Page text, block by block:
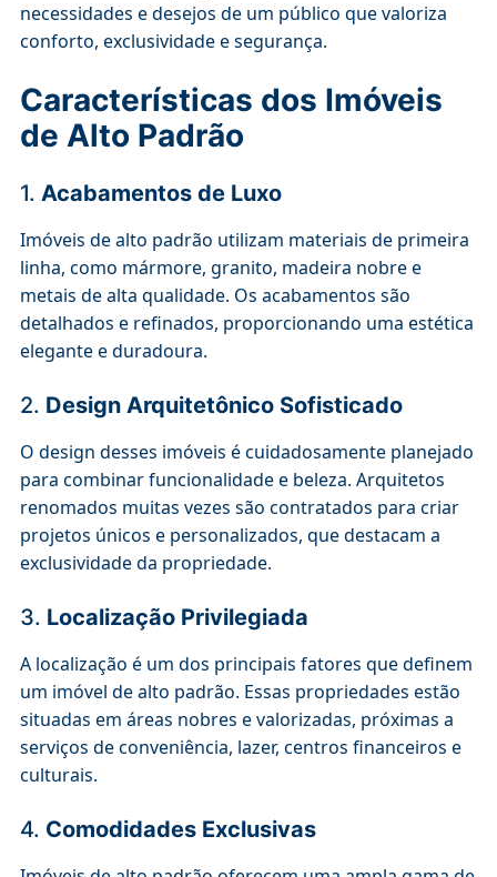
necessidades e desejos de um público que valoriza
conforto, exclusividade e segurança.
Características dos Imóveis
de Alto Padrão
1. Acabamentos de Luxo
Imóveis de alto padrão utilizam materiais de primeira
linha, como mármore, granito, madeira nobre e
metais de alta qualidade. Os acabamentos são
detalhados e refinados, proporcionando uma estética
elegante e duradoura.
2. Design Arquitetônico Sofisticado
O design desses imóveis é cuidadosamente planejado
para combinar funcionalidade e beleza. Arquitetos
renomados muitas vezes são contratados para criar
projetos únicos e personalizados, que destacam a
exclusividade da propriedade.
3. Localização Privilegiada
A localização é um dos principais fatores que definem
um imóvel de alto padrão. Essas propriedades estão
situadas em áreas nobres e valorizadas, próximas a
serviços de conveniência, lazer, centros financeiros e
culturais.
4. Comodidades Exclusivas